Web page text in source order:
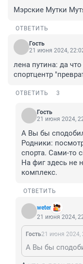
Мэрские Мутки
ОТВЕТИТЬ
Гость
21 июня 2024,
лена путина: да
спортцентр
ОТВЕТИТЬ 3
Гость
21 июня 2024,
А Вы бы
Родники:
спорта. Сами-то
На фиг здесь не
комплекс.
ОТВЕТИТЬ
weter
21 июня 2024,
Гость21 июня 2024,